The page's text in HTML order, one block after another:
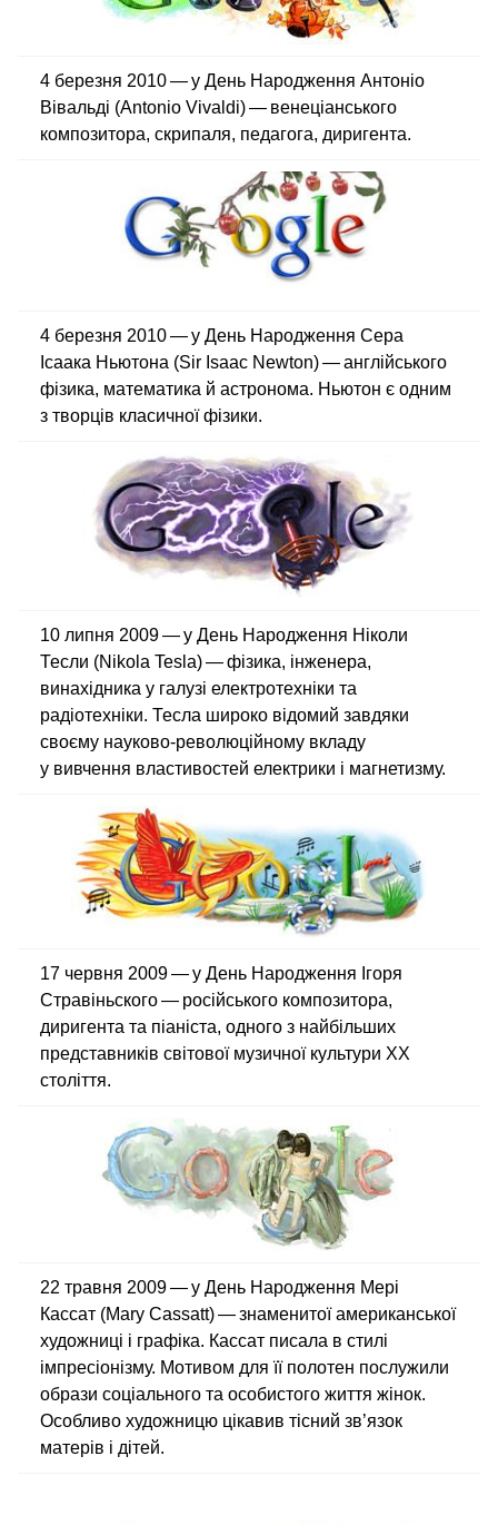
4 березня 2010 — у День Народження Антоніо
Вівальді (Antonio Vivaldi) — венеціанського
композитора, скрипаля, педагога, диригента.
4 березня 2010 — у День Народження Сера
Ісаака Ньютона (Sir Isaac Newton) — англійського
фізика, математика й астронома. Ньютон є одним
з творців класичної фізики.
10 липня 2009 — у День Народження Ніколи
Тесли (Nikola Tesla) — фізика, інженера,
винахідника у галузі електротехніки та
радіотехніки. Тесла широко відомий завдяки
своєму науково-революційному вкладу
у вивчення властивостей електрики і магнетизму.
17 червня 2009 — у День Народження Ігоря
Стравіньского — російського композитора,
диригента та піаніста, одного з найбільших
представників світової музичної культури XX
століття.
22 травня 2009 — у День Народження Мері
Кассат (Mary Cassatt) — знаменитої американської
художниці і графіка. Кассат писала в стилі
імпресіонізму. Мотивом для її полотен послужили
образи соціального та особистого життя жінок.
Особливо художницю цікавив тісний зв’язок
матерів і дітей.